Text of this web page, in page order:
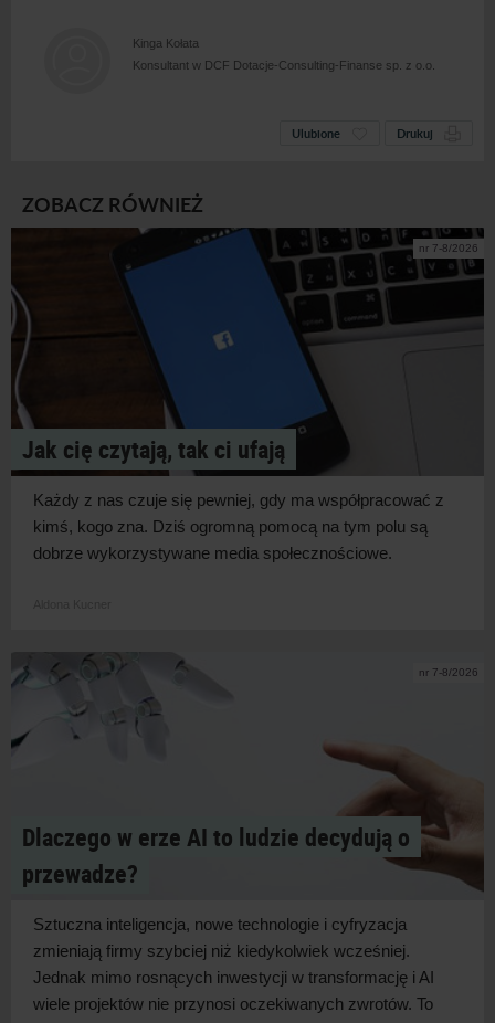
Kinga Kołata
Konsultant w DCF Dotacje-Consulting-Finanse sp. z o.o.
Ulubione Drukuj
ZOBACZ RÓWNIEŻ
nr 7-8/2026
Jak cię czytają, tak ci ufają
Każdy z nas czuje się pewniej, gdy ma współpracować z
kimś, kogo zna. Dziś ogromną pomocą na tym polu są
dobrze wykorzystywane media społecznościowe.
nr 7-8/2026
Dlaczego w erze AI to ludzie decydują o
przewadze?
Sztuczna inteligencja, nowe technologie i cyfryzacja
zmieniają firmy szybciej niż kiedykolwiek wcześniej.
Jednak mimo rosnących inwestycji w transformację i AI
wiele projektów nie przynosi oczekiwanych zwrotów. To